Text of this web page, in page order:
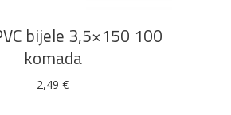
bijele 3,5×150 100
komada
2,49 €